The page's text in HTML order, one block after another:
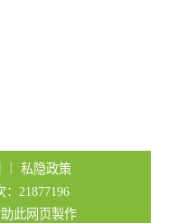
私隐政策
：21877196
此网页製作